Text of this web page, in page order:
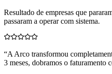
Resultado de empresas que
passaram a operar com sistema.
“A Arco transformou
3 meses, dobramos o faturamento